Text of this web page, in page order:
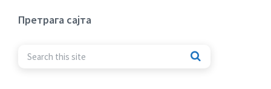
Претрага сајта